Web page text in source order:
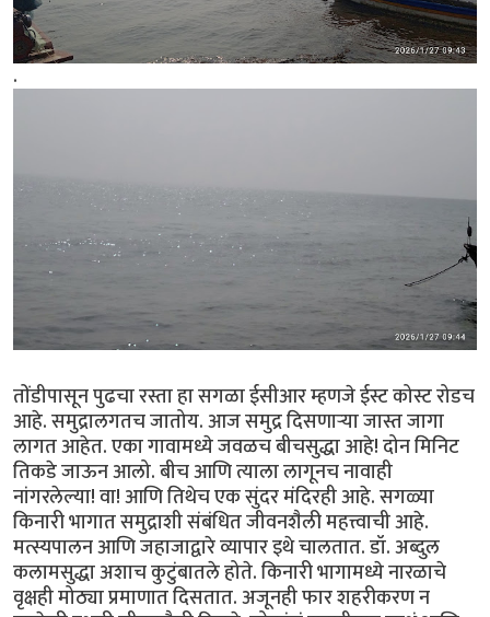
.
तोंडीपासून पुढचा रस्ता हा सगळा ईसीआर म्हणजे ईस्ट कोस्ट रोडच
आहे. समुद्रालगतच जातोय. आज समुद्र दिसणार्‍या जास्त जागा
लागत आहेत. एका गावामध्ये जवळच बीचसुद्धा आहे! दोन मिनिट
तिकडे जाऊन आलो. बीच आणि त्याला लागूनच नावाही
नांगरलेल्या! वा! आणि तिथेच एक सुंदर मंदिरही आहे. सगळ्या
किनारी भागात समुद्राशी संबंधित जीवनशैली महत्त्वाची आहे.
मत्स्यपालन आणि जहाजाद्वारे व्यापार इथे चालतात. डॉ. अब्दुल
कलामसुद्धा अशाच कुटुंबातले होते. किनारी भागामध्ये नारळाचे
वृक्षही मोठ्या प्रमाणात दिसतात. अजूनही फार शहरीकरण न